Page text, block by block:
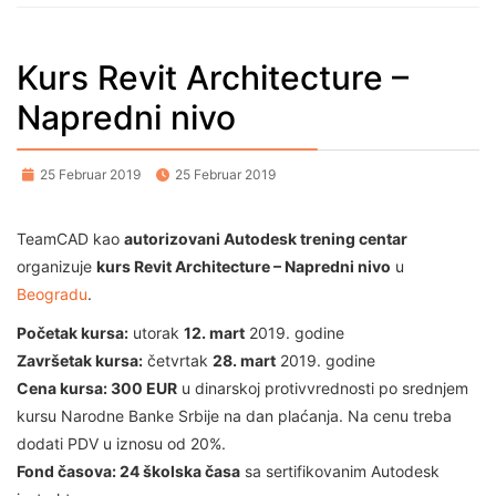
Kurs Revit Architecture –
Napredni nivo
25 Februar 2019 25 Februar 2019
TeamCAD kao autorizovani Autodesk trening centar
organizuje kurs Revit Architecture – Napredni nivo u
Beogradu.
Početak kursa: utorak 12. mart 2019. godine
Završetak kursa: četvrtak 28. mart 2019. godine
Cena kursa: 300 EUR u dinarskoj protivvrednosti po srednjem
kursu Narodne Banke Srbije na dan plaćanja. Na cenu treba
dodati PDV u iznosu od 20%.
Fond časova: 24 školska časa sa sertifikovanim Autodesk